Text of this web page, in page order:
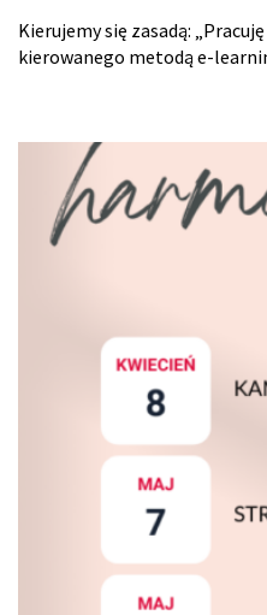
Kierujemy się zasadą:
kierowanego metodą e-